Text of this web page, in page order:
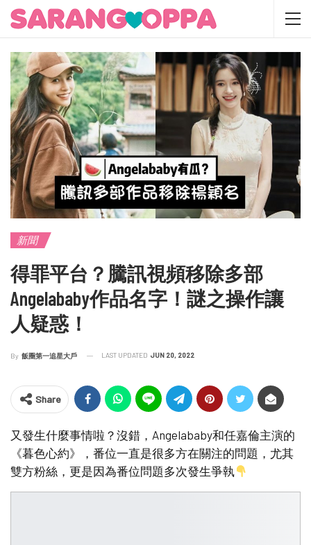
新聞
得罪平台？騰訊視頻移除多部
Angelababy作品名字！謎之操作讓
人疑惑！
By 飯圈第一追星大戶 LAST UPDATED JUN 20, 2022
Share
又發生什麼事情啦？沒錯，Angelababy和任嘉倫主演的
《暮色心約》，番位一直是很多方在關注的問題，尤其
雙方粉絲，更是因為番位問題多次發生爭執